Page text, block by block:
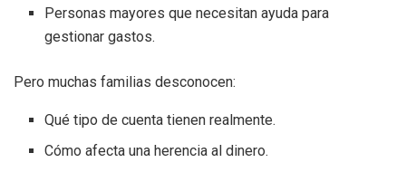
Personas mayores que necesitan ayuda para
gestionar gastos.
Pero muchas familias desconocen:
Qué tipo de cuenta tienen realmente.
Cómo afecta una herencia al dinero.